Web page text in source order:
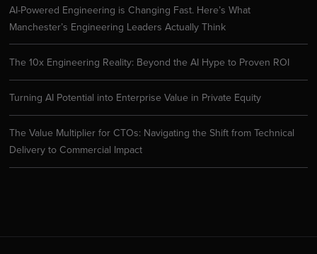
AI-Powered Engineering is Changing Fast. Here’s What
Manchester’s Engineering Leaders Actually Think
The 10x Engineering Reality: Beyond the AI Hype to Proven ROI
Turning AI Potential into Enterprise Value in Private Equity
The Value Multiplier for CTOs: Navigating the Shift from Technical
Delivery to Commercial Impact